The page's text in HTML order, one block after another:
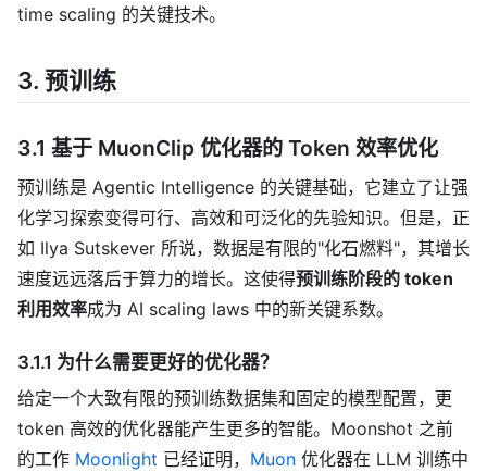
time scaling 的关键技术。
3. 预训练
3.1 基于 MuonClip 优化器的 Token 效率优化
预训练是 Agentic Intelligence 的关键基础，它建立了让强
化学习探索变得可行、高效和可泛化的先验知识。但是，正
如 Ilya Sutskever 所说，数据是有限的"化石燃料"，其增长
速度远远落后于算力的增长。这使得预训练阶段的 token
利用效率成为 AI scaling laws 中的新关键系数。
3.1.1 为什么需要更好的优化器？
给定一个大致有限的预训练数据集和固定的模型配置，更
token 高效的优化器能产生更多的智能。Moonshot 之前
的工作 Moonlight 已经证明， Muon 优化器在 LLM 训练中